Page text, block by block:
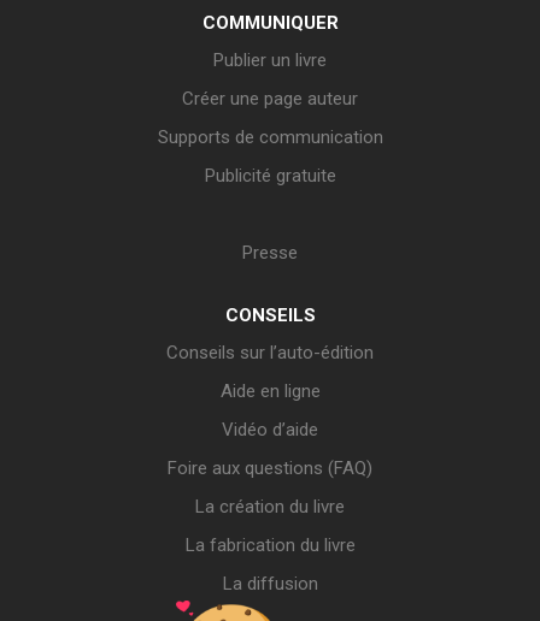
COMMUNIQUER
Publier un livre
Créer une page auteur
Supports de communication
Publicité gratuite
Presse
CONSEILS
Conseils sur l’auto-édition
Aide en ligne
Vidéo d’aide
Foire aux questions (FAQ)
La création du livre
La fabrication du livre
La diffusion